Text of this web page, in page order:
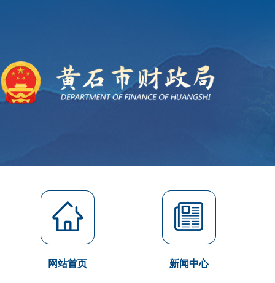
网站首页 新闻中心